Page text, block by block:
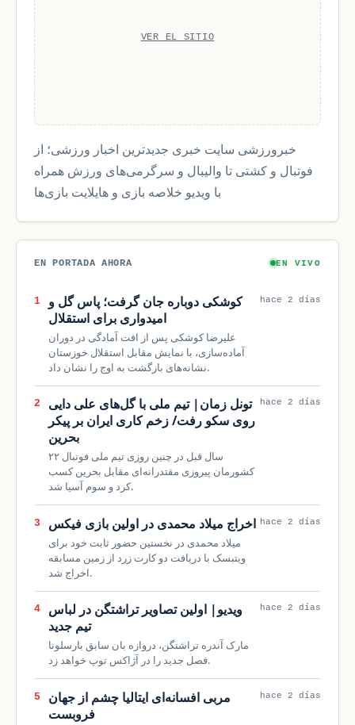
VER EL SITIO
خبرورزشی سایت خبری جدیدترین اخبار ورزشی؛ از
فوتبال و کشتی تا والیبال و سرگرمی‌های ورزش همراه
با ویدیو خلاصه بازی و هایلایت بازی‌ها
EN PORTADA AHORA EN VIVO
1
کوشکی دوباره جان گرفت؛ پاس گل و
امیدواری برای استقلال
علیرضا کوشکی پس از افت آمادگی در دوران
آماده‌سازی، با نمایش مقابل استقلال خوزستان
نشانه‌های بازگشت به اوج را نشان داد.
hace 2 días
2
تونل زمان| تیم ملی با گل‌های علی دایی
روی سکو رفت/ زخم کاری ایران بر پیکر
بحرین
۲۲ سال قبل در چنین روزی تیم ملی فوتبال
کشورمان پیروزی مقتدرانه‌ای مقابل بحرین کسب
کرد و سوم آسیا شد.
hace 2 días
3 اخراج میلاد محمدی در اولین بازی فیکس
میلاد محمدی در نخستین حضور ثابت خود برای
ویتبسک با دریافت دو کارت زرد از زمین مسابقه
اخراج شد.
hace 2 días
4
ویدیو| اولین تصاویر تراشتگن در لباس
تیم جدید
مارک آندره تراشتگن، دروازه بان سابق بارسلونا
فصل جدید را در آژاکس توپ خواهد زد.
hace 2 días
5
مربی افسانه‌ای ایتالیا چشم از جهان
فروبست
hace 2 días